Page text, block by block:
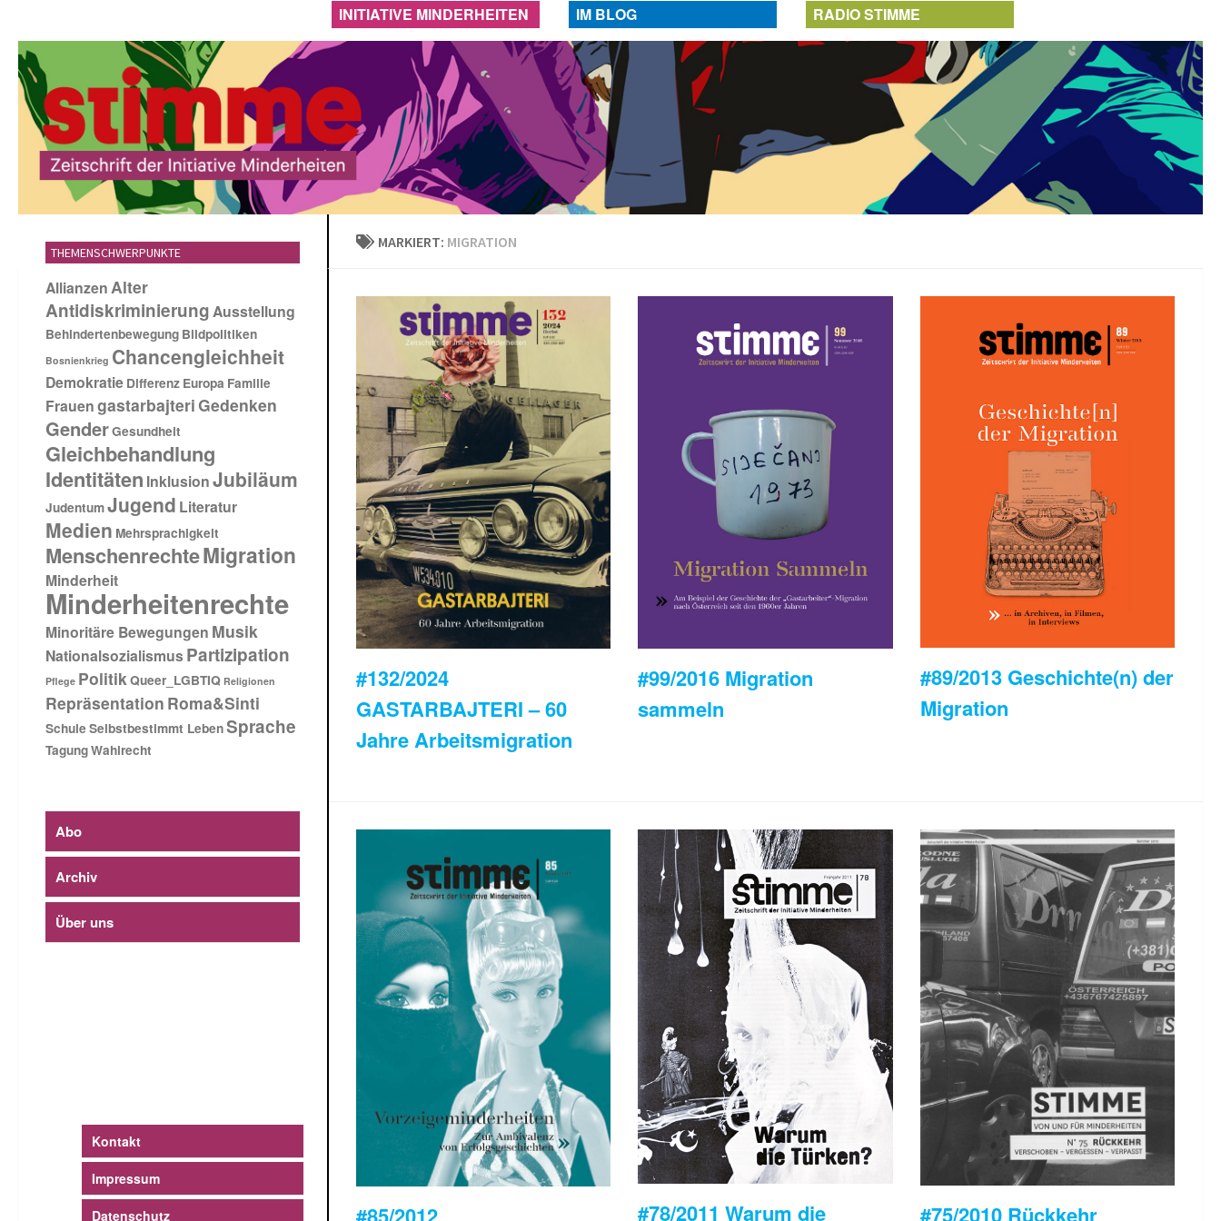
INITIATIVE MINDERHEITEN IM BLOG RADIO STIMME
MARKIERT: MIGRATION
#132/2024
GASTARBAJTERI – 60
Jahre Arbeitsmigration
#99/2016 Migration
sammeln
#89/2013 Geschichte(n) der
Migration
#78/2011 Warum die #75/2010 Rückkehr
THEMENSCHWERPUNKTE
Allianzen Alter
AntidiskriminierungAusstellung
Behindertenbewegung Bildpolitiken
Bosnienkrieg Chancengleichheit
Demokratie Differenz Europa Familie
FrauengastarbajteriGedenken
GenderGesundheit
Gleichbehandlung
Identitäten InklusionJubiläum
JudentumJugend Literatur
Medien Mehrsprachigkeit
MenschenrechteMigration
Minderheit
Minderheitenrechte
Minoritäre Bewegungen Musik
NationalsozialismusPartizipation
Pflege Politik Queer_LGBTIQ Religionen
Repräsentation Roma&Sinti
Schule Selbstbestimmt LebenSprache
TagungWahlrecht
Abo
Archiv
Über uns
Kontakt
Impressum
Datenschutz